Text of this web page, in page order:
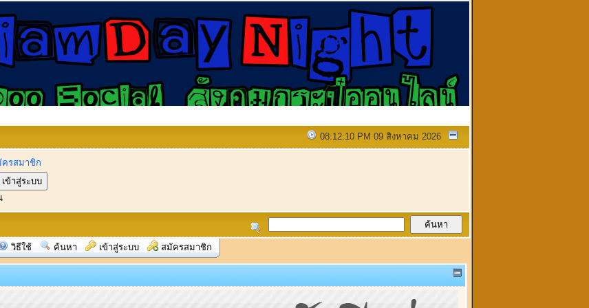
08:12:10 PM 09 สิงหาคม 2026
รสมาชิก
วิธีใช้ ค้นหา เข้าสู่ระบบ สมัครสมาชิก